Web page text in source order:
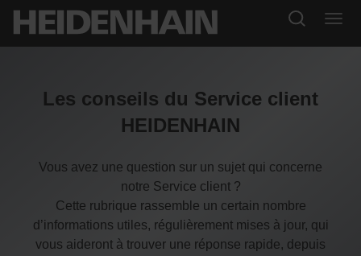
Les conseils du Service client
HEIDENHAIN
Vous avez une question sur un sujet qui concerne
notre Service client ?
Cette rubrique rassemble un certain nombre
d’informations utiles, régulièrement mises à jour, qui
vous aideront à trouver une réponse rapide, depuis